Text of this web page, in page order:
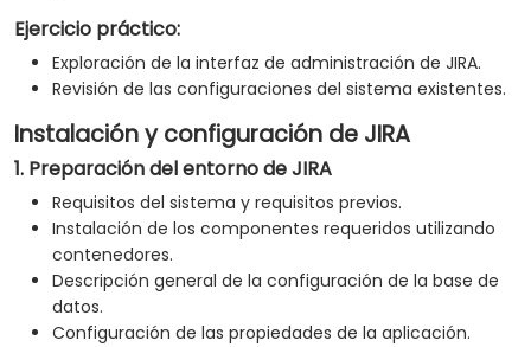
Ejercicio práctico:
Exploración de la interfaz de administración de JIRA.
Revisión de las configuraciones del sistema existentes.
Instalación y configuración de JIRA
1. Preparación del entorno de JIRA
Requisitos del sistema y requisitos previos.
Instalación de los componentes requeridos utilizando
contenedores.
Descripción general de la configuración de la base de
datos.
Configuración de las propiedades de la aplicación.